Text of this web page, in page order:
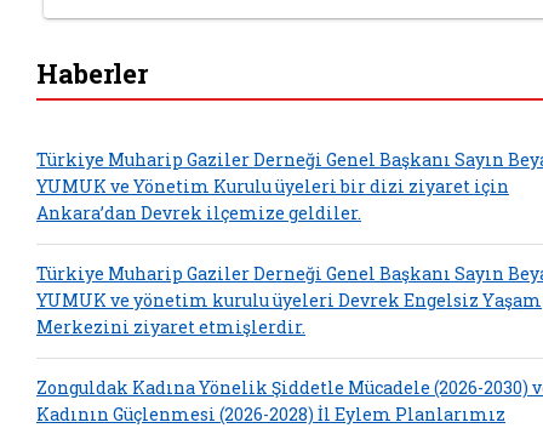
Haberler
Türkiye Muharip Gaziler Derneği Genel Başkanı Sayın
YUMUK ve Yönetim Kurulu üyeleri bir dizi ziyaret için
Ankara’dan Devrek ilçemize geldiler.
Türkiye Muharip Gaziler Derneği Genel Başkanı Sayın
YUMUK ve yönetim kurulu üyeleri Devrek Engelsiz Yaşam
Merkezini ziyaret etmişlerdir.
Zonguldak Kadına Yönelik Şiddetle Mücadele (2026-2030)
Kadının Güçlenmesi (2026-2028) İl Eylem Planlarımız